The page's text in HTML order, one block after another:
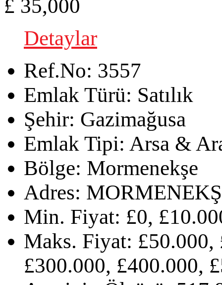
£ 35,000
Detaylar
Ref.No: 3557
Emlak Türü: Satılık
Şehir: Gazimağusa
Emlak Tipi: Arsa &
Bölge: Mormenekşe
Adres:
Min. Fiyat: £0,
Maks. Fiyat: £50.000,
£300.000, £400.000,